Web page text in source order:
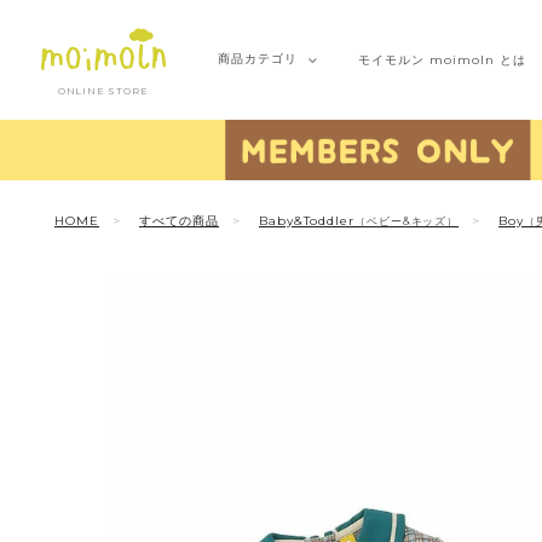
ONLINE STORE
商品カテゴリ モイモルン moimoln とは
HOME すべての商品 Baby&Toddler （ベビー&キッズ） Boy